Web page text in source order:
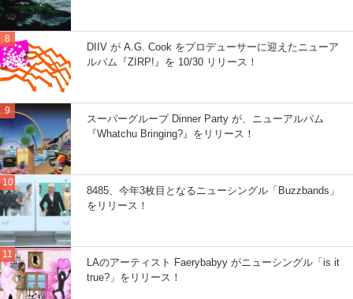
DIIV が A.G. Cook をプロデューサーに迎えたニューア
ルバム『ZIRP!』を 10/30 リリース！
スーパーグループ Dinner Party が、ニューアルバム
『Whatchu Bringing?』をリリース！
8485、今年3枚目となるニューシングル「Buzzbands」
をリリース！
LAのアーティスト Faerybabyy がニューシングル「is it
true?」をリリース！